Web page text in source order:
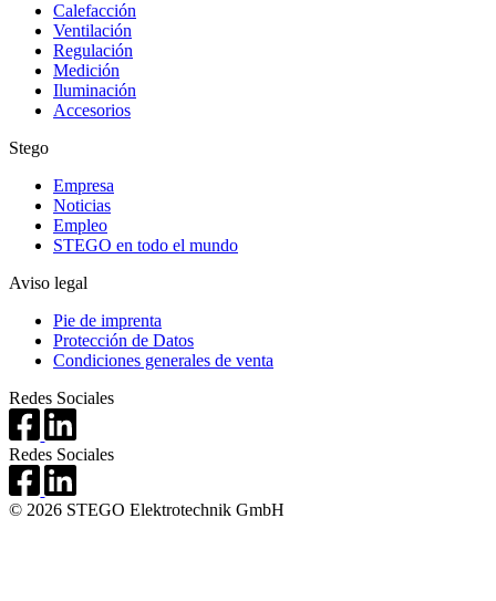
Calefacción
Ventilación
Regulación
Medición
Iluminación
Accesorios
Stego
Empresa
Noticias
Empleo
STEGO en todo el mundo
Aviso legal
Pie de imprenta
Protección de Datos
Condiciones generales de venta
Redes Sociales
Redes Sociales
© 2026 STEGO Elektrotechnik GmbH